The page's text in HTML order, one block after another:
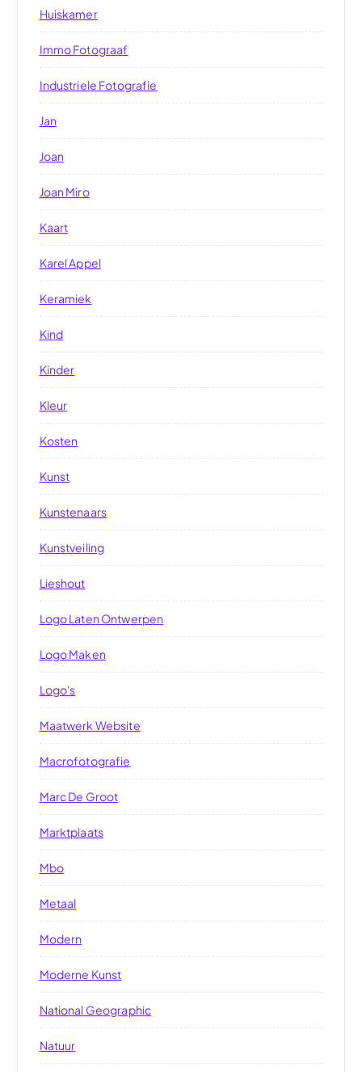
Huiskamer
Immo Fotograaf
Industriele Fotografie
Jan
Joan
Joan Miro
Kaart
Karel Appel
Keramiek
Kind
Kinder
Kleur
Kosten
Kunst
Kunstenaars
Kunstveiling
Lieshout
Logo Laten Ontwerpen
Logo Maken
Logo's
Maatwerk Website
Macrofotografie
Marc De Groot
Marktplaats
Mbo
Metaal
Modern
Moderne Kunst
National Geographic
Natuur